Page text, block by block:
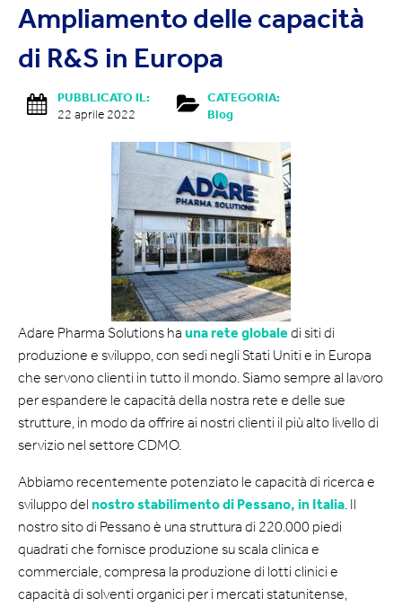
Ampliamento delle capacità
di R&S in Europa
PUBBLICATO IL:
22 aprile 2022
CATEGORIA:
Blog
Adare Pharma Solutions ha una rete globale di siti di
produzione e sviluppo, con sedi negli Stati Uniti e in Europa
che servono clienti in tutto il mondo. Siamo sempre al lavoro
per espandere le capacità della nostra rete e delle sue
strutture, in modo da offrire ai nostri clienti il più alto livello di
servizio nel settore CDMO.
Abbiamo recentemente potenziato le capacità di ricerca e
sviluppo del nostro stabilimento di Pessano, in Italia. Il
nostro sito di Pessano è una struttura di 220.000 piedi
quadrati che fornisce produzione su scala clinica e
commerciale, compresa la produzione di lotti clinici e
capacità di solventi organici per i mercati statunitense,